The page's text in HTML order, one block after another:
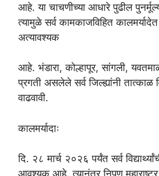
आहे. या चाचणीच्या आधारे पुढील
त्यामुळे सर्व कामकाजविहित
अत्यावश्यक
आहे. भंडारा, कोल्हापूर, सांगली,
प्रगती असलेले सर्व जिल्ह्यांनी
वाढवावी.
कालमर्यादाः
दि. २८ मार्च २०२६ पर्यंत सर्व